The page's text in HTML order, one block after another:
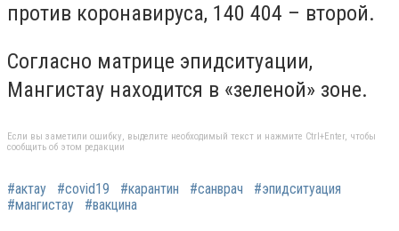
против коронавируса, 140 404 – второй.
Согласно матрице эпидситуации,
Мангистау находится в «зеленой» зоне.
Если вы заметили ошибку, выделите необходимый текст и нажмите Ctrl+Enter, чтобы
сообщить об этом редакции
#актау #covid19 #карантин #санврач
#эпидситуация
#мангистау
#вакцина